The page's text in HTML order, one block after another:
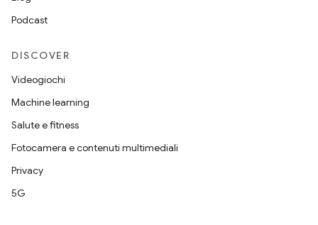
Podcast
DISCOVER
Videogiochi
Machine learning
Salute e fitness
Fotocamera e contenuti multimediali
Privacy
5G